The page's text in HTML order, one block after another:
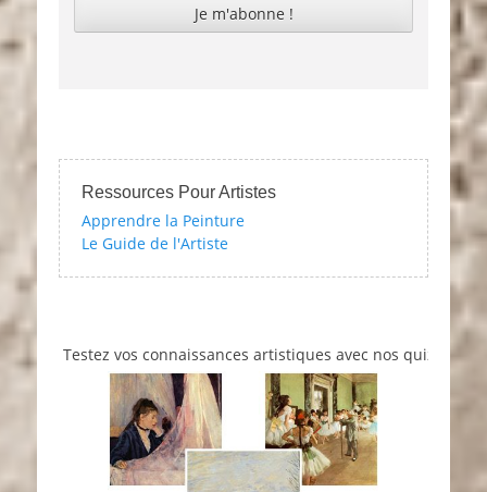
Ressources Pour Artistes
Apprendre la Peinture
Le Guide de l'Artiste
Testez vos connaissances artistiques avec nos quizzes sur